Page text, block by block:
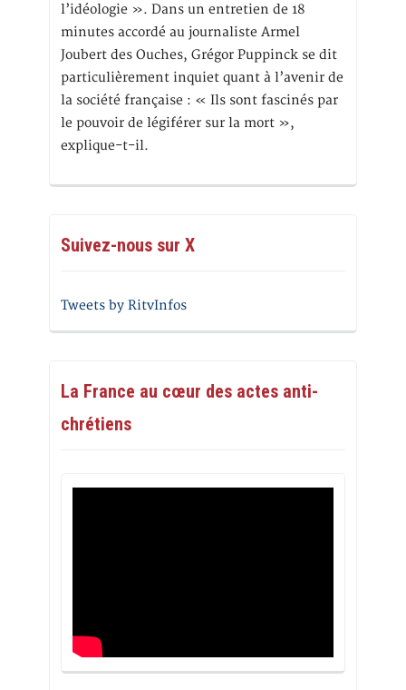
l’idéologie ». Dans un entretien de 18
minutes accordé au journaliste Armel
Joubert des Ouches, Grégor Puppinck se dit
particulièrement inquiet quant à l’avenir de
la société française : « Ils sont fascinés par
le pouvoir de légiférer sur la mort »,
explique-t-il.
Suivez-nous sur X
Tweets by RitvInfos
La France au cœur des actes anti-
chrétiens